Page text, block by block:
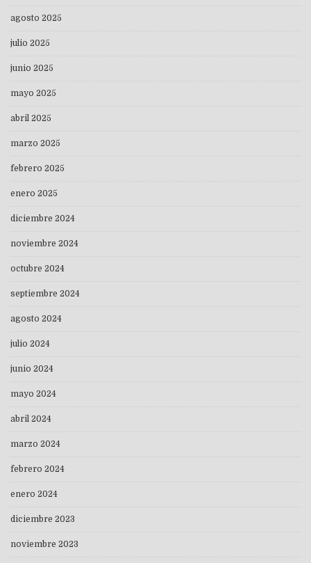
agosto 2025
julio 2025
junio 2025
mayo 2025
abril 2025
marzo 2025
febrero 2025
enero 2025
diciembre 2024
noviembre 2024
octubre 2024
septiembre 2024
agosto 2024
julio 2024
junio 2024
mayo 2024
abril 2024
marzo 2024
febrero 2024
enero 2024
diciembre 2023
noviembre 2023